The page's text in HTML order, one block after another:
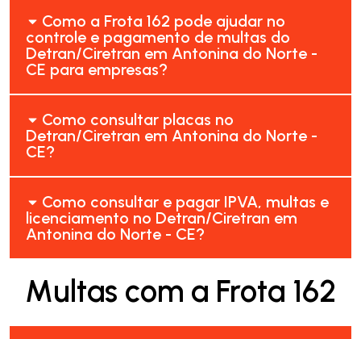
Como a Frota 162 pode ajudar no
controle e pagamento de multas do
Detran/Ciretran em Antonina do Norte -
CE para empresas?
Como consultar placas no
Detran/Ciretran em Antonina do Norte -
CE?
Como consultar e pagar IPVA, multas e
licenciamento no Detran/Ciretran em
Antonina do Norte - CE?
Multas com a Frota 162